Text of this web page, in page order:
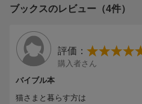
・尿石症が治っても、一生療法食
・心臓病改善のため、食事ででき
・がんに効く食事が知りたい
・糖尿病に糖質制限はNG？
ブックスのレビュー（4件）
評価：
購入者さん
バイブル本
猫さまと暮らす方は